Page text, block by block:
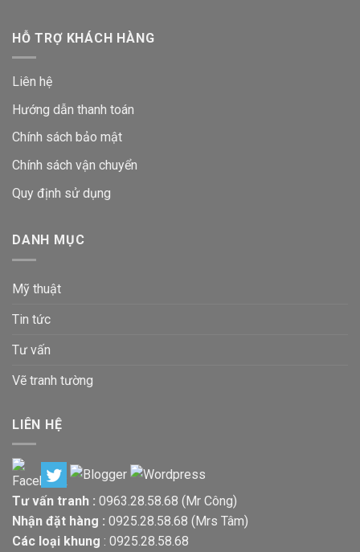
HỖ TRỢ KHÁCH HÀNG
Liên hệ
Hướng dẫn thanh toán
Chính sách bảo mật
Chính sách vận chuyển
Quy định sử dụng
DANH MỤC
Mỹ thuật
Tin tức
Tư vấn
Vẽ tranh tường
LIÊN HỆ
Tư vấn tranh : 0963.28.58.68 (Mr Công)
Nhận đặt hàng : 0925.28.58.68 (Mrs Tâm)
Các loại khung : 0925.28.58.68